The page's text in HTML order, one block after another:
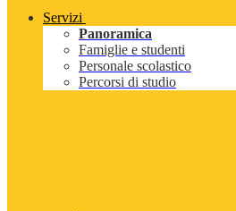
Servizi
Panoramica
Famiglie e studenti
Personale scolastico
Percorsi di studio